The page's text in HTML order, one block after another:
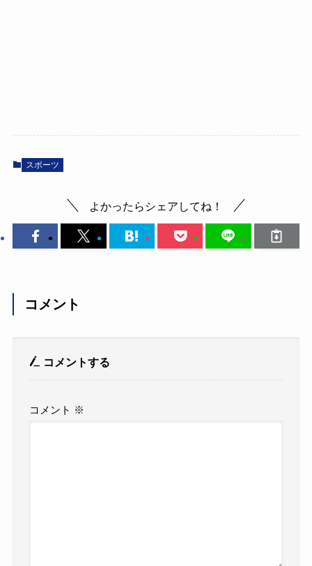
スポーツ
よかったらシェアしてね！
コメント
コメントする
コメント ※